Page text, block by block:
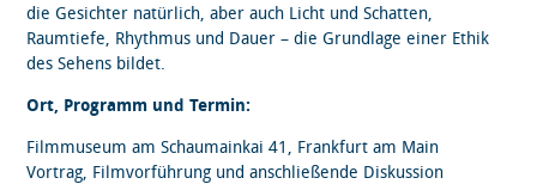
die Gesichter natürlich, aber auch Licht und Schatten,
Raumtiefe, Rhythmus und Dauer – die Grundlage einer Ethik
des Sehens bildet.
Ort, Programm und Termin:
Filmmuseum am Schaumainkai 41, Frankfurt am Main
Vortrag, Filmvorführung und anschließende Diskussion